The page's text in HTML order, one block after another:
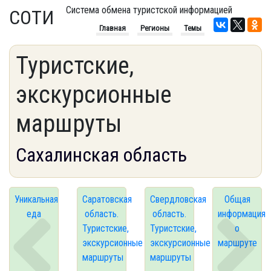
СОТИ Система обмена туристской информацией
Главная Регионы Темы
Туристские,
экскурсионные
маршруты
Сахалинская область
Уникальная
еда
Саратовская
область.
Туристские,
экскурсионные
маршруты
Свердловская
область.
Туристские,
экскурсионные
маршруты
Общая
информация
о
маршруте